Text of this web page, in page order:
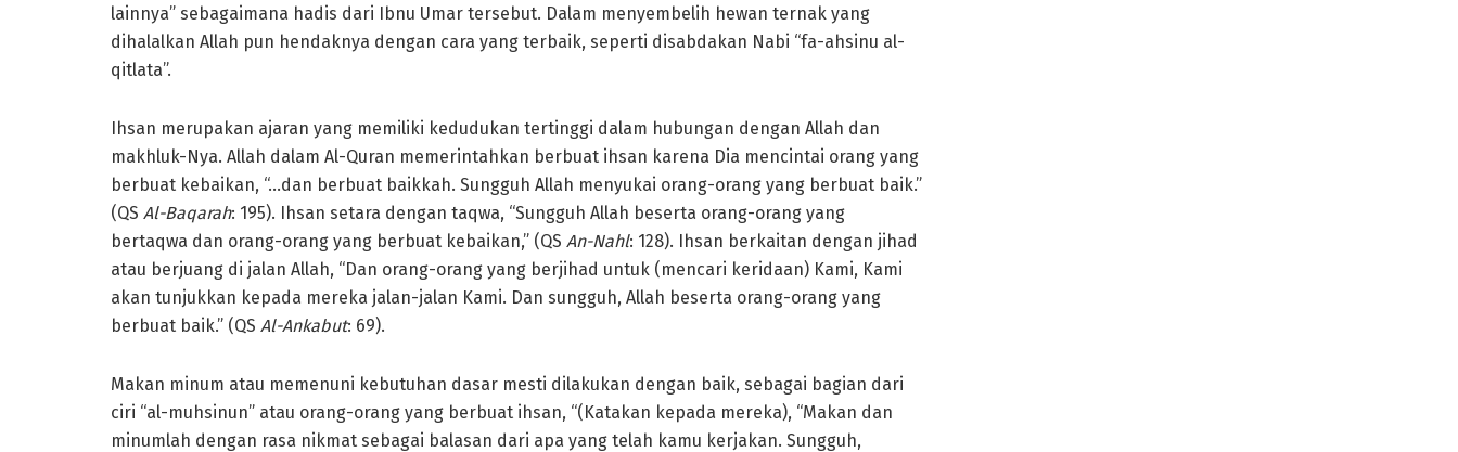
lainnya” sebagaimana hadis dari Ibnu Umar tersebut. Dalam menyembelih hewan ternak yang
dihalalkan Allah pun hendaknya dengan cara yang terbaik, seperti disabdakan Nabi “fa-ahsinu al-
qitlata”.
Ihsan merupakan ajaran yang memiliki kedudukan tertinggi dalam hubungan dengan Allah dan
makhluk-Nya. Allah dalam Al-Quran memerintahkan berbuat ihsan karena Dia mencintai orang yang
berbuat kebaikan, “…dan berbuat baikkah. Sungguh Allah menyukai orang-orang yang berbuat baik.”
(QS Al-Baqarah: 195). Ihsan setara dengan taqwa, “Sungguh Allah beserta orang-orang yang
bertaqwa dan orang-orang yang berbuat kebaikan,” (QS An-Nahl: 128). Ihsan berkaitan dengan jihad
atau berjuang di jalan Allah, “Dan orang-orang yang berjihad untuk (mencari keridaan) Kami, Kami
akan tunjukkan kepada mereka jalan-jalan Kami. Dan sungguh, Allah beserta orang-orang yang
berbuat baik.” (QS Al-Ankabut: 69).
Makan minum atau memenuni kebutuhan dasar mesti dilakukan dengan baik, sebagai bagian dari
ciri “al-muhsinun” atau orang-orang yang berbuat ihsan, “(Katakan kepada mereka), “Makan dan
minumlah dengan rasa nikmat sebagai balasan dari apa yang telah kamu kerjakan. Sungguh,